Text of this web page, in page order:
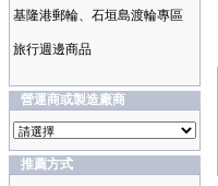
基隆港郵輪、石垣島渡輪專區
旅行週邊商品
營運商或製造廠商
推薦方式